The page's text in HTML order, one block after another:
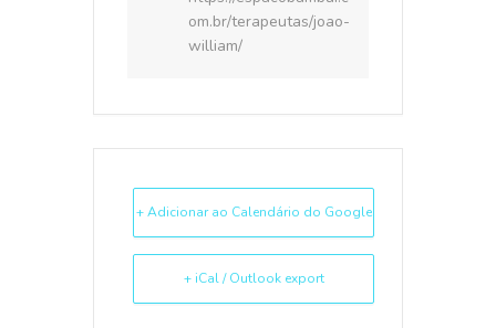
om.br/terapeutas/joao-
william/
+ Adicionar ao Calendário do Google
+ iCal / Outlook export